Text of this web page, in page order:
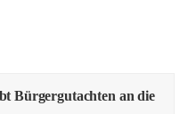
Bürgergutachten an die